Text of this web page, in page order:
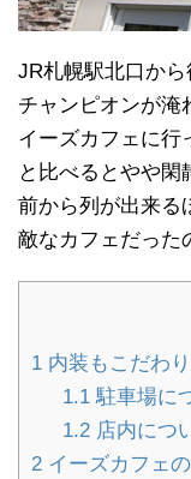
JR札幌駅北口か
チャンピオンが淹
イーズカフェに行
と比べるとやや閑
前から列が出来る
敵なカフェだった
1 内装もこだわ
1.1駐車場に
1.2店内につ
2 イーズカフェ